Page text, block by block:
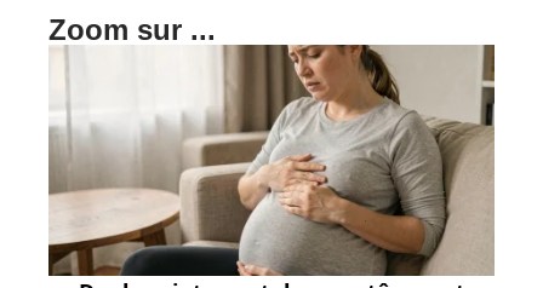
Zoom sur ...